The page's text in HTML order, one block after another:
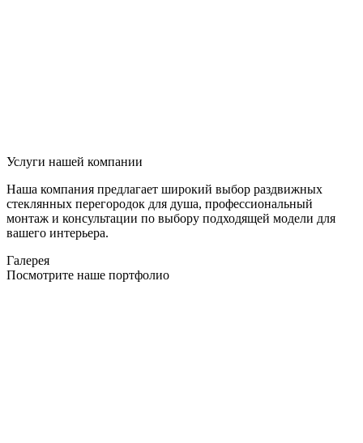
Услуги нашей компании
Наша компания предлагает широкий выбор раздвижных
стеклянных перегородок для душа, профессиональный
монтаж и консультации по выбору подходящей модели для
вашего интерьера.
Галерея
Посмотрите наше портфолио